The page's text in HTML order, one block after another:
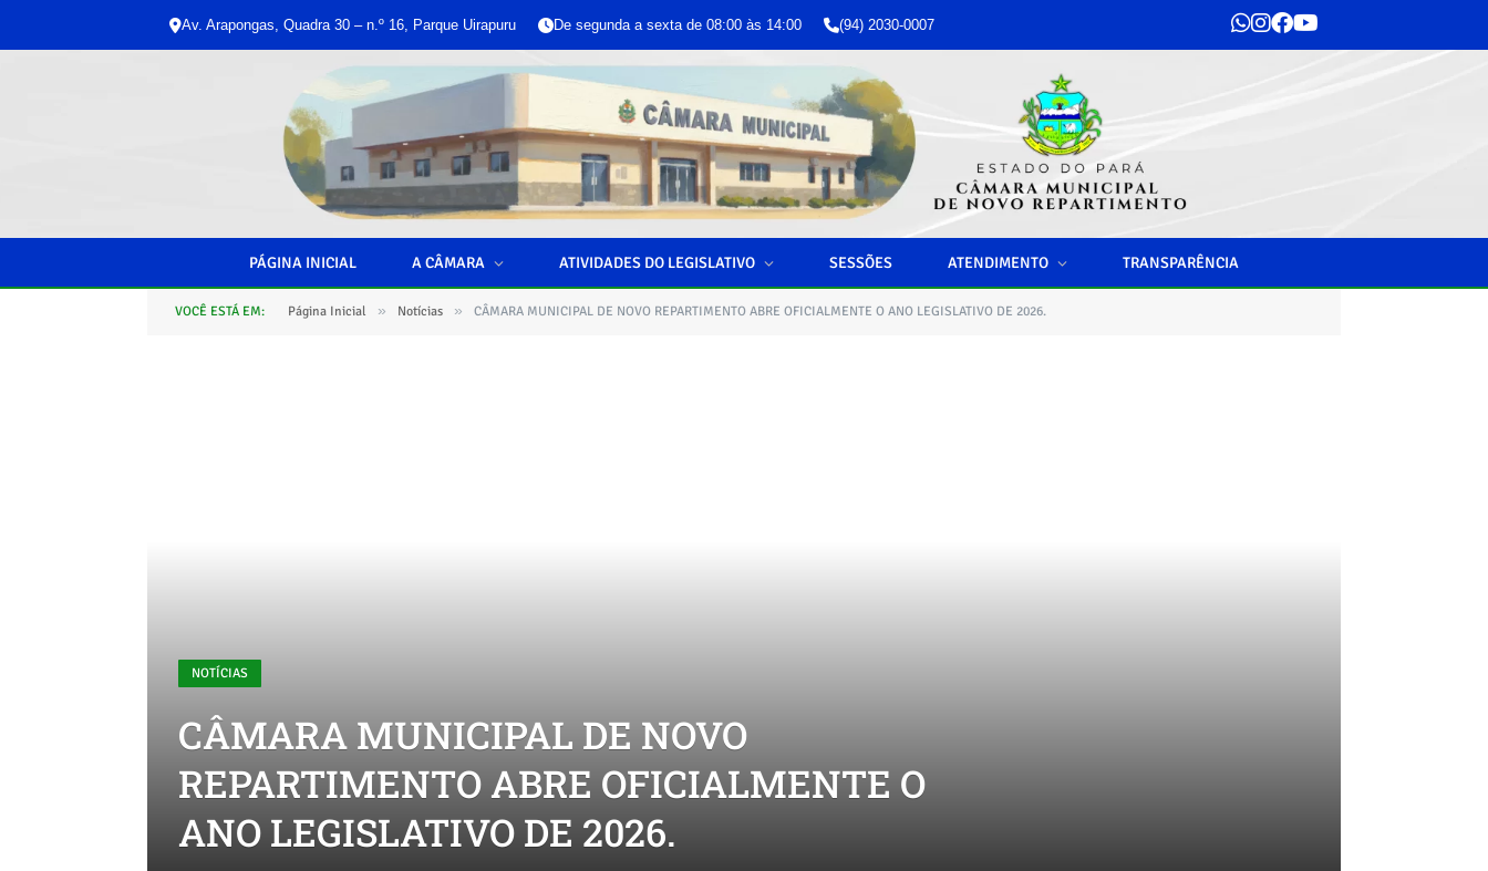
Av. Arapongas, Quadra 30 – n.º 16, Parque Uirapuru De segunda a sexta de 08:00 às 14:00 (94) 2030-0007
PÁGINA INICIAL A CÂMARA ATIVIDADES DO LEGISLATIVO SESSÕES ATENDIMENTO TRANSPARÊNCIA
VOCÊ ESTÁ EM: Página Inicial » Notícias » CÂMARA MUNICIPAL DE NOVO REPARTIMENTO ABRE OFICIALMENTE O ANO LEGISLATIVO DE 2026.
NOTÍCIAS
CÂMARA MUNICIPAL DE NOVO
REPARTIMENTO ABRE OFICIALMENTE O
ANO LEGISLATIVO DE 2026.